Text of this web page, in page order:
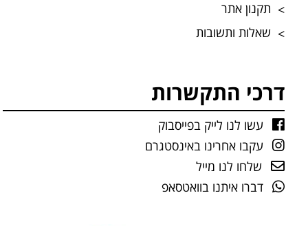
תקנון אתר
שאלות ותשובות
דרכי התקשרות
עשו לנו לייק בפייסבוק
עקבו אחרינו באינסטגרם
שלחו לנו מייל
דברו איתנו בוואטסאפ